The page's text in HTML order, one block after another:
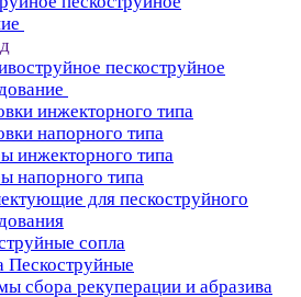
пескоструйное
инжекторного типа
напорного типа
инжекторного типа
напорного типа
для пескоструйного
сопла
Пескоструйные
сбора рекуперации и абразива